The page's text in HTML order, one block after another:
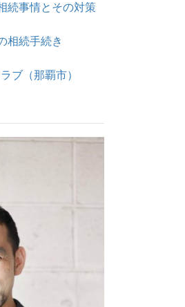
続事情とその対策
相続手続き
ブ（那覇市）